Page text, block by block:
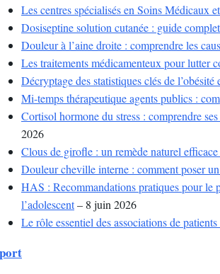
Les centres spécialisés en Soins Médicaux
Dosiseptine solution cutanée : guide
Douleur à l’aine droite : comprendre les
Les traitements médicamenteux pour lutter
Décryptage des statistiques clés de l’obésité
Mi-temps thérapeutique agents publics :
Cortisol hormone du stress : comprendre
2026
Clous de girofle : un remède naturel
Douleur cheville interne : comment poser
HAS : Recommandations pratiques pour le
l’adolescent– 8 juin 2026
Le rôle essentiel des associations de